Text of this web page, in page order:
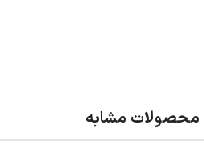
محصولات مشابه